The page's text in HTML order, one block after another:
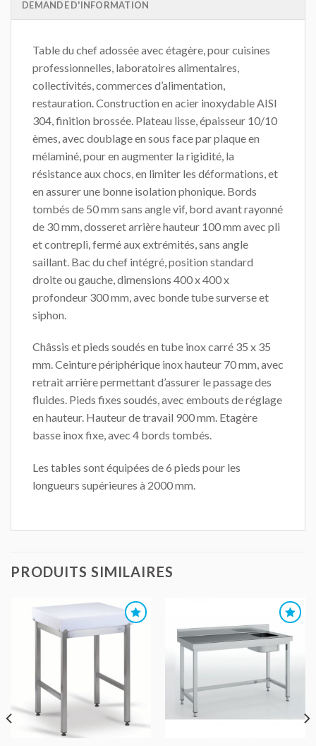
DEMANDE D'INFORMATION
Table du chef adossée avec étagère, pour cuisines
professionnelles, laboratoires alimentaires,
collectivités, commerces d’alimentation,
restauration. Construction en acier inoxydable AISI
304, finition brossée. Plateau lisse, épaisseur 10/10
èmes, avec doublage en sous face par plaque en
mélaminé, pour en augmenter la rigidité, la
résistance aux chocs, en limiter les déformations, et
en assurer une bonne isolation phonique. Bords
tombés de 50 mm sans angle vif, bord avant rayonné
de 30 mm, dosseret arrière hauteur 100 mm avec pli
et contrepli, fermé aux extrémités, sans angle
saillant. Bac du chef intégré, position standard
droite ou gauche, dimensions 400 x 400 x
profondeur 300 mm, avec bonde tube surverse et
siphon.
Châssis et pieds soudés en tube inox carré 35 x 35
mm. Ceinture périphérique inox hauteur 70 mm, avec
retrait arrière permettant d’assurer le passage des
fluides. Pieds fixes soudés, avec embouts de réglage
en hauteur. Hauteur de travail 900 mm. Etagère
basse inox fixe, avec 4 bords tombés.
Les tables sont équipées de 6 pieds pour les
longueurs supérieures à 2000 mm.
PRODUITS SIMILAIRES
AJOUTER
AJOUTER
AU DEVIS